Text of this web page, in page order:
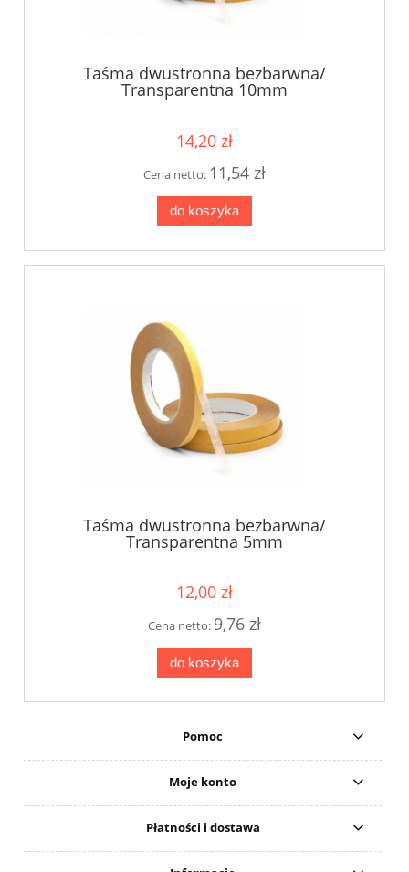
Taśma dwustronna bezbarwna/
Transparentna 10mm
14,20 zł
Cena netto: 11,54 zł
do koszyka
Taśma dwustronna bezbarwna/
Transparentna 5mm
12,00 zł
Cena netto: 9,76 zł
do koszyka
Pomoc
Moje konto
Płatności i dostawa